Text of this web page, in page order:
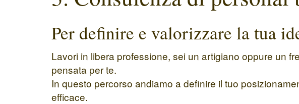
Per definire e valorizzare la tua
Lavori in libera professione, sei un artigiano oppure un
pensata per te.
In questo percorso andiamo a definire il tuo
efficace.